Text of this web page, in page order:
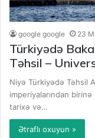
google google 23
Türkiyədə
Təhsil –
Niyə Türkiyədə Təhsil
imperiyalarından
tarixə və…
Ətraflı oxuyun »